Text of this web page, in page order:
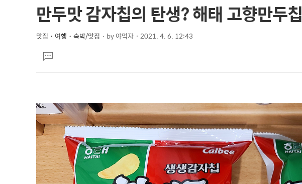
상
세
컨
텐
본
문
제
만두맛 감자칩의 탄생? 해태 고향만두칩
맛집・여행・숙박/맛집 by야먹자 2021. 4. 6. 12:43
문댓
글